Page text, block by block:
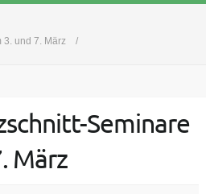
3. und 7. März
Seminare
März